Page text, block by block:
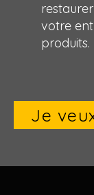
votre
produits.
Je